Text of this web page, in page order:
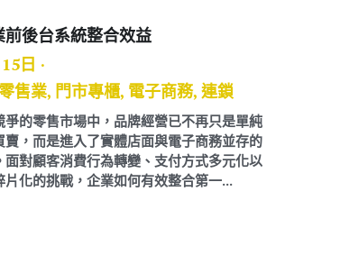
後台系統整合效益
日 ·
售業, 門市專櫃, 電子商務, 連鎖
爭的零售市場中，品牌經營已不再只是單純
賣，而是進入了實體店面與電子商務並存的
面對顧客消費行為轉變、支付方式多元化以
片化的挑戰，企業如何有效整合第一...